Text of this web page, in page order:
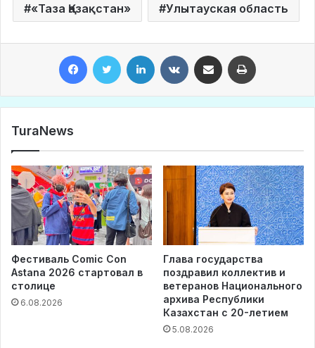
«Таза Қазақстан» Улытауская область
TuraNews
Фестиваль Comic Con
Astana 2026 стартовал в
столице
6.08.2026
Глава государства
поздравил коллектив и
ветеранов Национального
архива Республики
Казахстан с 20-летием
5.08.2026